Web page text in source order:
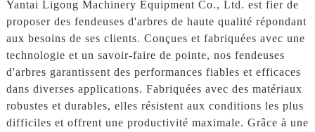
Yantai Ligong Machinery Equipment Co., Ltd. est fier de
proposer des fendeuses d'arbres de haute qualité répondant
aux besoins de ses clients. Conçues et fabriquées avec une
technologie et un savoir-faire de pointe, nos fendeuses
d'arbres garantissent des performances fiables et efficaces
dans diverses applications. Fabriquées avec des matériaux
robustes et durables, elles résistent aux conditions les plus
difficiles et offrent une productivité maximale. Grâce à une